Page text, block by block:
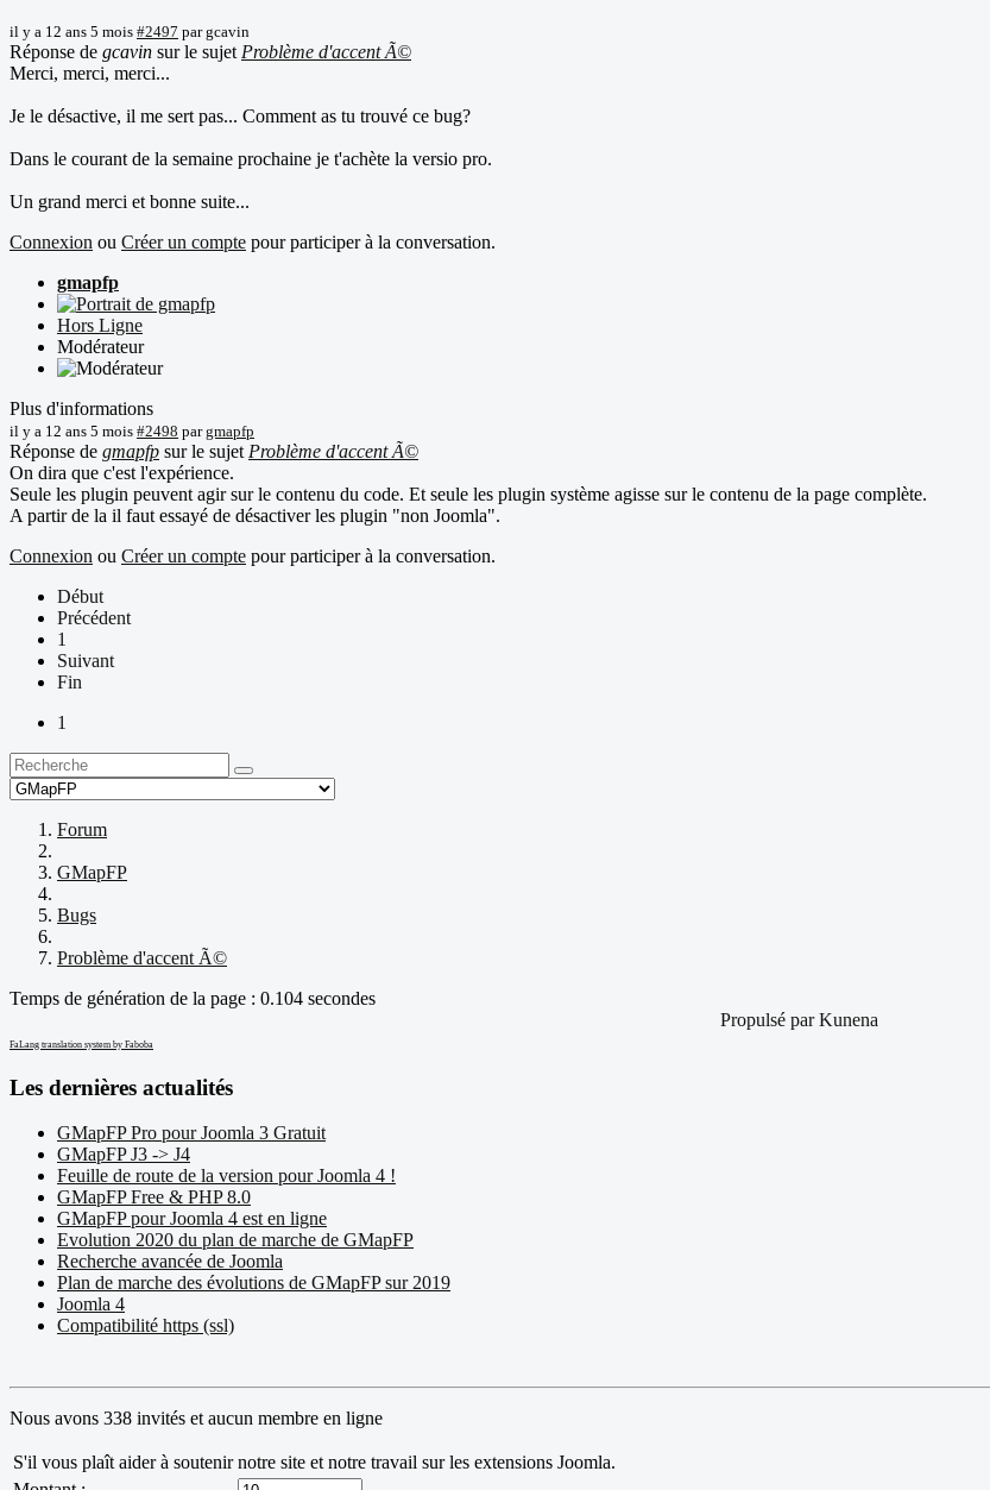
il y a 12 ans 5 mois #2497 pargcavin
Réponse de gcavin sur le sujet Problème d'accent Ã©
Merci, merci, merci...
Je le désactive, il me sert pas... Comment as tu trouvé ce bug?
Dans le courant de la semaine prochaine je t'achète la versio pro.
Un grand merci et bonne suite...
Connexion ou Créer un compte pour participer à la conversation.
gmapfp
Hors Ligne
Modérateur
Plus d'informations
il y a 12 ans 5 mois #2498 pargmapfp
Réponse de gmapfp sur le sujet Problème d'accent Ã©
On dira que c'est l'expérience.
Seule les plugin peuvent agir sur le contenu du code. Et seule les plugin système agisse sur le contenu de la page complète.
A partir de la il faut essayé de désactiver les plugin "non Joomla".
Connexion ou Créer un compte pour participer à la conversation.
Début
Précédent
1
Suivant
Fin
1
Forum
GMapFP
Bugs
Problème d'accent Ã©
Temps de génération de la page : 0.104 secondes
Propulsé parKunena
FaLang translation system by Faboba
Les dernières actualités
GMapFP Pro pour Joomla 3 Gratuit
GMapFP J3 -> J4
Feuille de route de la version pour Joomla 4 !
GMapFP Free & PHP 8.0
GMapFP pour Joomla 4 est en ligne
Evolution 2020 du plan de marche de GMapFP
Recherche avancée de Joomla
Plan de marche des évolutions de GMapFP sur 2019
Joomla 4
Compatibilité https (ssl)
Nous avons 338 invités et aucun membre en ligne
S'il vous plaît aider à soutenir notre site et notre travail sur les extensions Joomla.